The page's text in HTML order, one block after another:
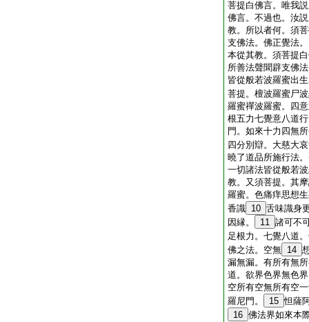
菩提白佛言。唯我
佛言。不過也。汝
教。所以者何。須
支佛法。佛正覺法
本從其教。須菩提
所善法聲聞辟支佛
皆從般若波羅蜜出
菩提。檀波羅蜜尸
羅蜜禪波羅蜜。四
根五力七覺意八道
門。如來十力四無
四分別辯。大慈大
曉了道品所施行法
一切諸法皆從般若
教。又須菩提。其
羅蜜。色痛痒思想
香識 10 舌味識身
因縁。
11 諸可不
足根力。七覺八道
佛之法。空無 14
漏無漏。有所有無
道。欲界色界無色
空所有空無所有空
羅尼門。
15 怛薩
16 佛法界如來本